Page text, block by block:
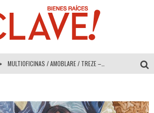
MULTIOFICINAS / AMOBLARE / TREZE – Especial Interiorismo & Decoración 2026
COLINEAL – Especial Interiorismo & Decoración 2026